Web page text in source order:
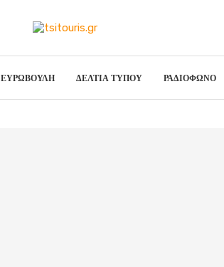
ΕΥΡΩΒΟΥΛΗ ΔΕΛΤΙΑ ΤΥΠΟΥ ΡΑΔΙΟΦΩΝΟ